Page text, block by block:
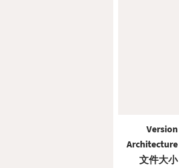
Version
Architecture
文件大小